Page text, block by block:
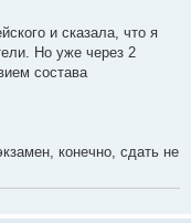
и сказала, что я
Но уже через 2
состава
конечно, сдать не